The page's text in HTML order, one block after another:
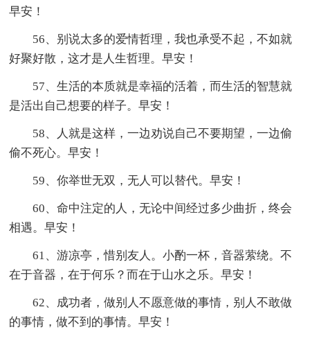
早安！
56、别说太多的爱情哲理，我也承受不起，不如就
好聚好散，这才是人生哲理。早安！
57、生活的本质就是幸福的活着，而生活的智慧就
是活出自己想要的样子。早安！
58、人就是这样，一边劝说自己不要期望，一边偷
偷不死心。早安！
59、你举世无双，无人可以替代。早安！
60、命中注定的人，无论中间经过多少曲折，终会
相遇。早安！
61、游凉亭，惜别友人。小酌一杯，音器萦绕。不
在于音器，在于何乐？而在于山水之乐。早安！
62、成功者，做别人不愿意做的事情，别人不敢做
的事情，做不到的事情。早安！